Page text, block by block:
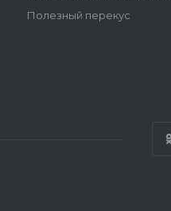
Полезный перекус